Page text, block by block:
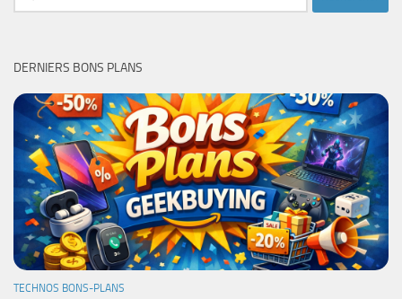
DERNIERS BONS PLANS
TECHNOS BONS-PLANS